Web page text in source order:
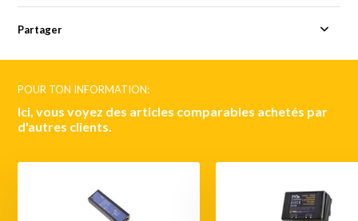
Partager
POUR TON INFORMATION:
Ici, vous voyez des articles comparables achetés par
d'autres clients.